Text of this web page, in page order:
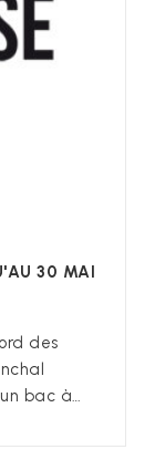
30 MAI
des
bac à…